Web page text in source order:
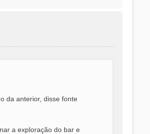
da anterior, disse fonte
a exploração do bar e